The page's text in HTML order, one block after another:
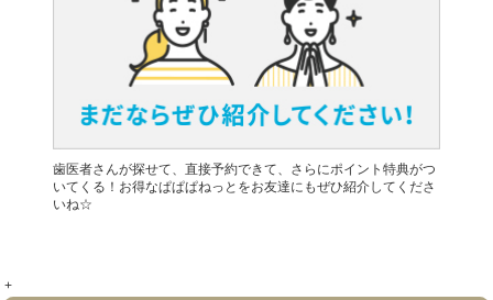
歯医者さんが探せて、直接予約できて、さらにポイント特典がつ
いてくる！お得なぱぱぱねっとをお友達にもぜひ紹介してくださ
いね☆
+